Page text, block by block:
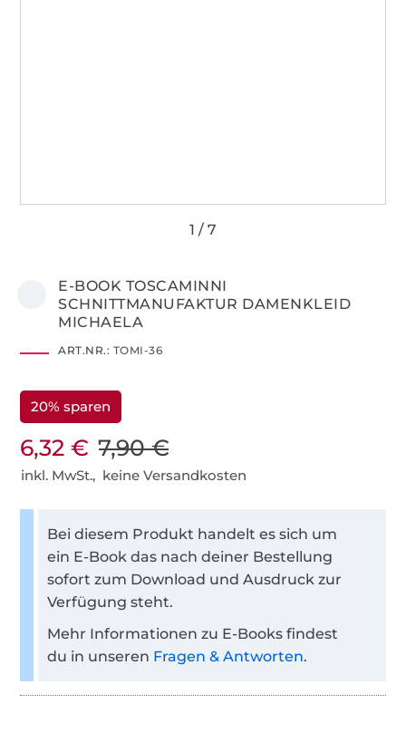
E-BOOK TOSCAMINNI
SCHNITTMANUFAKTUR DAMENKLEID
MICHAELA
ART.NR.: TOMI-36
20% sparen
6,32 € 7,90 €
inkl. MwSt., keine Versandkosten
Bei diesem Produkt handelt es sich um
ein E-Book das nach deiner Bestellung
sofort zum Download und Ausdruck zur
Verfügung steht.
Mehr Informationen zu E-Books findest
du in unseren Fragen & Antworten.